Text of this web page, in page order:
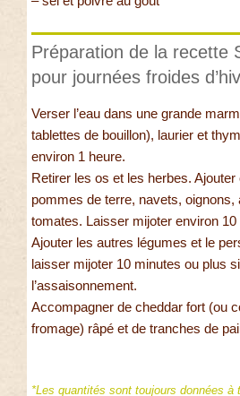
Préparation de la recette
pour journées froides
Verser l’eau dans une grande
tablettes de bouillon), laurier et
environ 1 heure.
Retirer les os et les herbes.
pommes de terre, navets, oignons,
tomates. Laisser mijoter environ 10
Ajouter les autres légumes et le
laisser mijoter 10 minutes ou plus
l’assaisonnement.
Accompagner de cheddar fort (ou
fromage) râpé et de tranches de
*Les quantités sont toujours données à